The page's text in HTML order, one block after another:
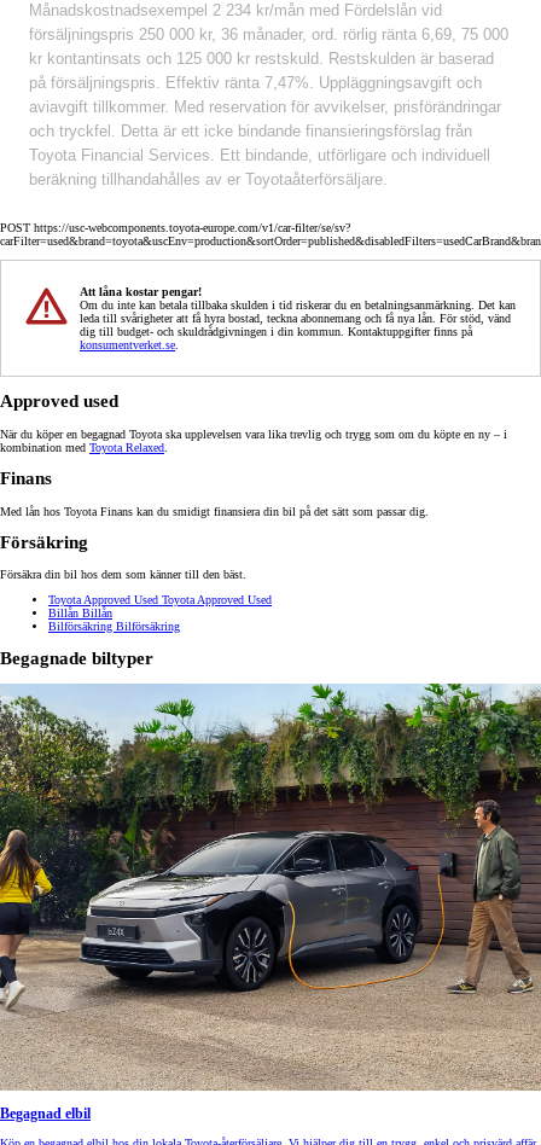
Månadskostnadsexempel 2 234 kr/mån med Fördelslån vid
försäljningspris 250 000 kr, 36 månader, ord. rörlig ränta 6,69, 75 000
kr kontantinsats och 125 000 kr restskuld. Restskulden är baserad
på försäljningspris. Effektiv ränta 7,47%. Uppläggningsavgift och
aviavgift tillkommer. Med reservation för avvikelser, prisförändringar
och tryckfel. Detta är ett icke bindande finansieringsförslag från
Toyota Financial Services. Ett bindande, utförligare och individuell
beräkning tillhandahålles av er Toyotaåterförsäljare.
POST https://usc-webcomponents.toyota-europe.com/v1/car-filter/se/sv?
Att låna kostar pengar!
Om du inte kan betala tillbaka skulden i tid riskerar du en betalningsanmärkning. Det kan
leda till svårigheter att få hyra bostad, teckna abonnemang och få nya lån. För stöd, vänd
dig till budget- och skuldrådgivningen i din kommun. Kontaktuppgifter finns på
konsumentverket.se
Approved used
När du köper en begagnad Toyota ska upplevelsen vara lika trevlig och trygg som om du köpte en ny – i
kombination med Toyota Relaxed
Finans
Med lån hos Toyota Finans kan du smidigt finansiera din bil på det sätt som passar dig.
Försäkring
Försäkra din bil hos dem som känner till den bäst.
Toyota Approved Used Toyota Approved Used
Billån Billån
Bilförsäkring Bilförsäkring
Begagnade biltyper
Begagnad elbil